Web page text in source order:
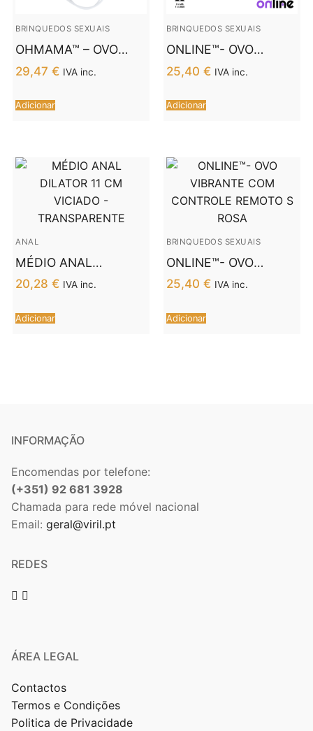
BRINQUEDOS SEXUAIS
OHMAMA™ – OVO
VIBRANTE 10 MODOS
– ROSA E BRANCO
29,47 € IVA inc.
Adicionar
BRINQUEDOS SEXUAIS
ONLINE™- OVO
VIBRANTE COM
CONTROLE REMOTO L
ROSA
25,40 € IVA inc.
Adicionar
ANAL
MÉDIO ANAL
DILATOR 11 CM
VICIADO –
TRANSPARENTE
20,28 € IVA inc.
Adicionar
BRINQUEDOS SEXUAIS
ONLINE™- OVO
VIBRANTE COM
CONTROLE REMOTO
S ROSA
25,40 € IVA inc.
Adicionar
INFORMAÇÃO
Encomendas por telefone:
(+351) 92 681 3928
Chamada para rede móvel nacional
Email: geral@viril.pt
REDES
ÁREA LEGAL
Contactos
Termos e Condições
Politica de Privacidade